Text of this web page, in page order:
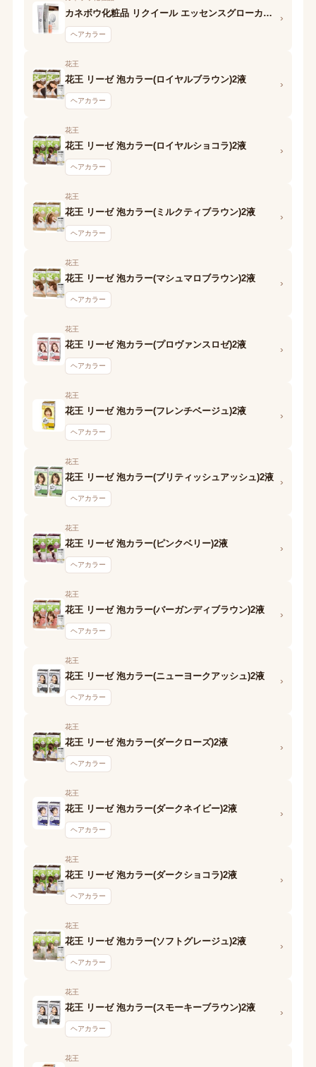
カネボウ化粧品 リクイール エッセンスグローカラー (BE3 ライトベージュ) 1剤
ヘアカラー
›
花王
花王 リーゼ 泡カラー(ロイヤルブラウン)2液
ヘアカラー
›
花王
花王 リーゼ 泡カラー(ロイヤルショコラ)2液
ヘアカラー
›
花王
花王 リーゼ 泡カラー(ミルクティブラウン)2液
ヘアカラー
›
花王
花王 リーゼ 泡カラー(マシュマロブラウン)2液
ヘアカラー
›
花王
花王 リーゼ 泡カラー(プロヴァンスロゼ)2液
ヘアカラー
›
花王
花王 リーゼ 泡カラー(フレンチベージュ)2液
ヘアカラー
›
花王
花王 リーゼ 泡カラー(ブリティッシュアッシュ)2液
ヘアカラー
›
花王
花王 リーゼ 泡カラー(ピンクベリー)2液
ヘアカラー
›
花王
花王 リーゼ 泡カラー(バーガンディブラウン)2液
ヘアカラー
›
花王
花王 リーゼ 泡カラー(ニューヨークアッシュ)2液
ヘアカラー
›
花王
花王 リーゼ 泡カラー(ダークローズ)2液
ヘアカラー
›
花王
花王 リーゼ 泡カラー(ダークネイビー)2液
ヘアカラー
›
花王
花王 リーゼ 泡カラー(ダークショコラ)2液
ヘアカラー
›
花王
花王 リーゼ 泡カラー(ソフトグレージュ)2液
ヘアカラー
›
花王
花王 リーゼ 泡カラー(スモーキーブラウン)2液
ヘアカラー
›
花王